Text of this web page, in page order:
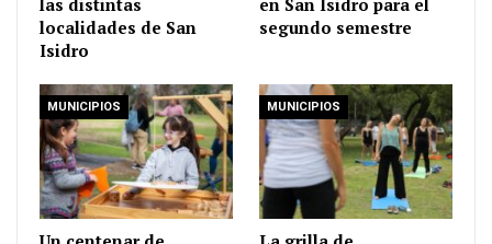
localidades de San
Isidro
segundo semestre
MUNICIPIOS MUNICIPIOS